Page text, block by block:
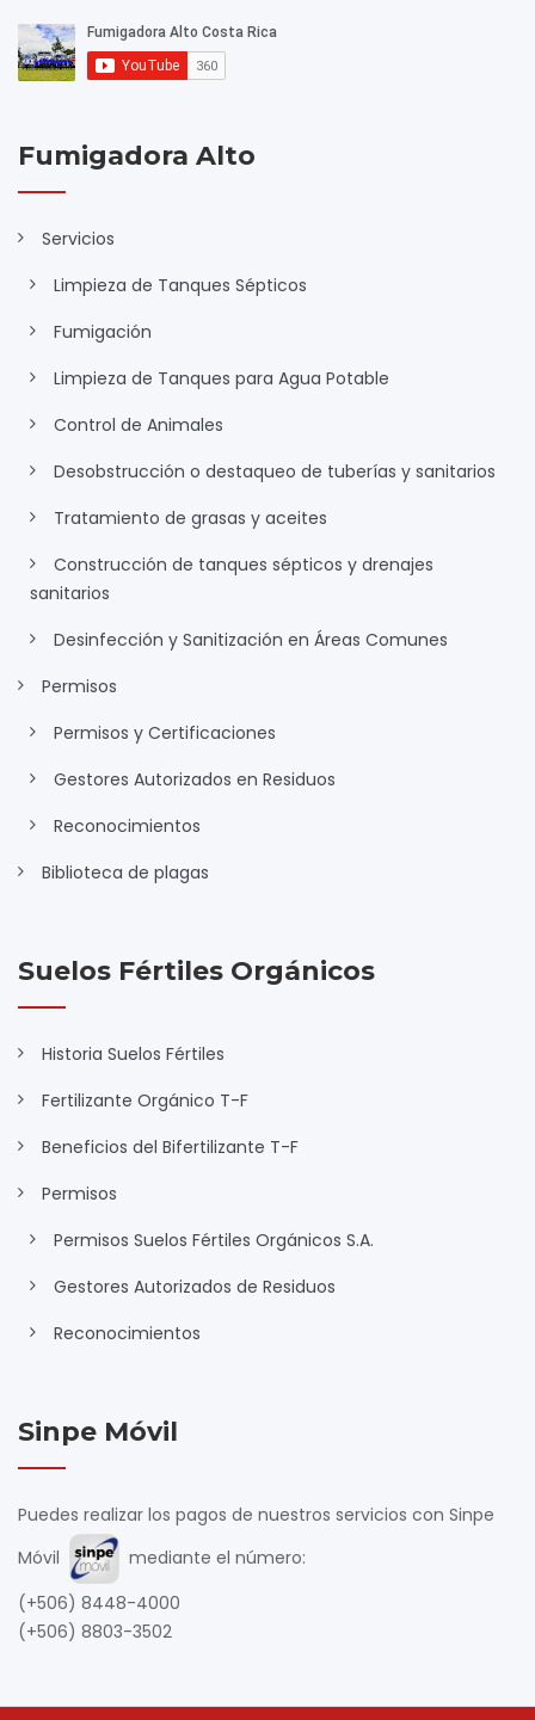
Fumigadora Alto
Servicios
Limpieza de Tanques Sépticos
Fumigación
Limpieza de Tanques para Agua Potable
Control de Animales
Desobstrucción o destaqueo de tuberías y sanitarios
Tratamiento de grasas y aceites
Construcción de tanques sépticos y drenajes
sanitarios
Desinfección y Sanitización en Áreas Comunes
Permisos
Permisos y Certificaciones
Gestores Autorizados en Residuos
Reconocimientos
Biblioteca de plagas
Suelos Fértiles Orgánicos
Historia Suelos Fértiles
Fertilizante Orgánico T-F
Beneficios del Bifertilizante T-F
Permisos
Permisos Suelos Fértiles Orgánicos S.A.
Gestores Autorizados de Residuos
Reconocimientos
Sinpe Móvil
Puedes realizar los pagos de nuestros servicios con Sinpe
Móvil
mediante el número:
(+506) 8448-4000
(+506) 8803-3502